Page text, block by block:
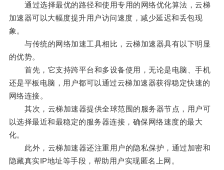
通过选择最优的路径和使用专用的网络优化算法，云梯
加速器可以大幅度提升用户访问速度，减少延迟和丢包现
象。
与传统的网络加速工具相比，云梯加速器具有以下明显
的优势。
首先，它支持跨平台和多设备使用，无论是电脑、手机
还是平板电脑，用户都可以通过云梯加速器获得稳定快速的
网络连接。
其次，云梯加速器提供全球范围的服务器节点，用户可
以选择最近和最稳定的服务器连接，确保网络速度的最大
化。
此外，云梯加速器还注重用户的隐私保护，通过加密和
隐藏真实IP地址等手段，帮助用户实现匿名上网。